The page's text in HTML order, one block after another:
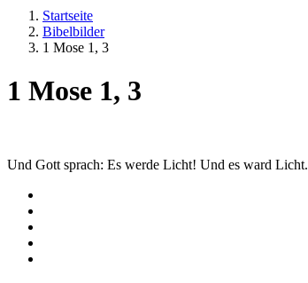
Startseite
Bibelbilder
1 Mose 1, 3
1 Mose 1, 3
Und Gott sprach: Es werde Licht! Und es ward Licht.